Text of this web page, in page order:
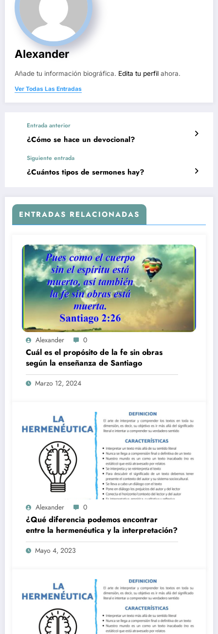
Alexander
Añade tu información biográfica. Edita tu perfil ahora.
Ver Todas Las Entradas
Entrada anterior
¿Cómo se hace un devocional?
Siguiente entrada
¿Cuántos tipos de sermones hay?
ENTRADAS RELACIONADAS
Alexander 0
Cuál es el propósito de la fe sin obras
según la enseñanza de Santiago
Marzo 12, 2024
Alexander 0
¿Qué diferencia podemos encontrar
entre la hermenéutica y la interpretación?
Mayo 4, 2023